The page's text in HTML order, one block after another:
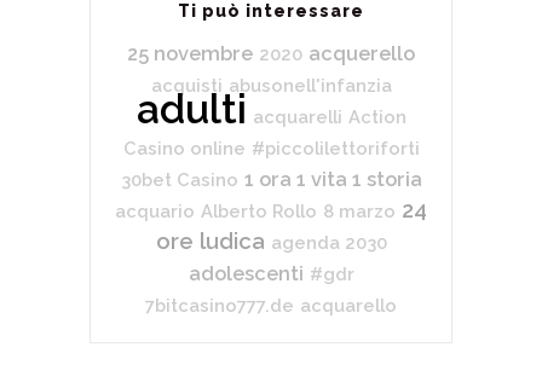
Ti può interessare
25 novembre 2020 acquerello
acquisti abusonell'infanzia
adulti acquarelli Action
Casino online #piccolilettoriforti
30bet Casino 1 ora 1 vita 1 storia
acquario Alberto Rollo 8 marzo 24
ore ludica agenda 2030
adolescenti #gdr
7bitcasino777.de acquarello